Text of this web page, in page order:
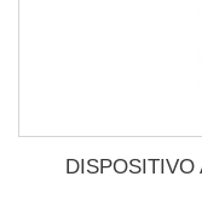
DISPOSITIVO